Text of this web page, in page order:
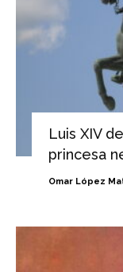
Luis XIV
princesa
Omar López